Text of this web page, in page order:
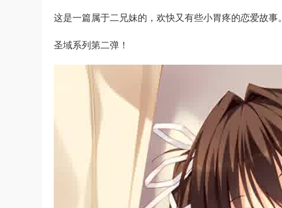
这是一篇属于二兄妹的，欢快又有些小胃疼的恋爱故事。
圣域系列第二弹！